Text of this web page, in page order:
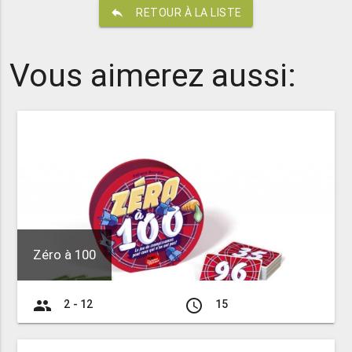
reply RETOUR À LA LISTE
Vous aimerez aussi:
Zéro à 100
group 2 - 12 access_time 15